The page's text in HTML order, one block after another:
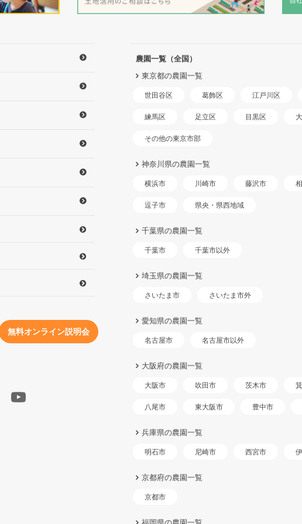
無料オンライン説明会
農園一覧（全国）
東京都の農園一覧
世田谷区 葛飾区 江戸川区
練馬区 足立区 目黒区
その他の東京市部
神奈川県の農園一覧
横浜市 川崎市 藤沢市
逗子市 県央・県西地域
千葉県の農園一覧
千葉市 千葉市以外
埼玉県の農園一覧
さいたま市 さいたま市外
愛知県の農園一覧
名古屋市 名古屋市以外
大阪府の農園一覧
大阪市 吹田市 茨木市
八尾市 東大阪市 豊中市
兵庫県の農園一覧
明石市 尼崎市 西宮市
京都府の農園一覧
京都市
福岡県の農園一覧